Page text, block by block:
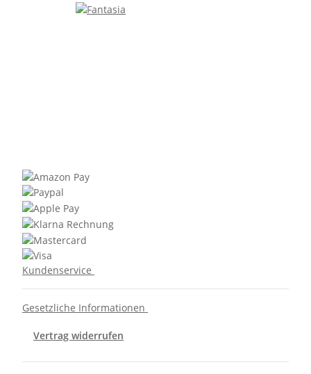
Kundenservice
Gesetzliche Informationen
Vertrag widerrufen